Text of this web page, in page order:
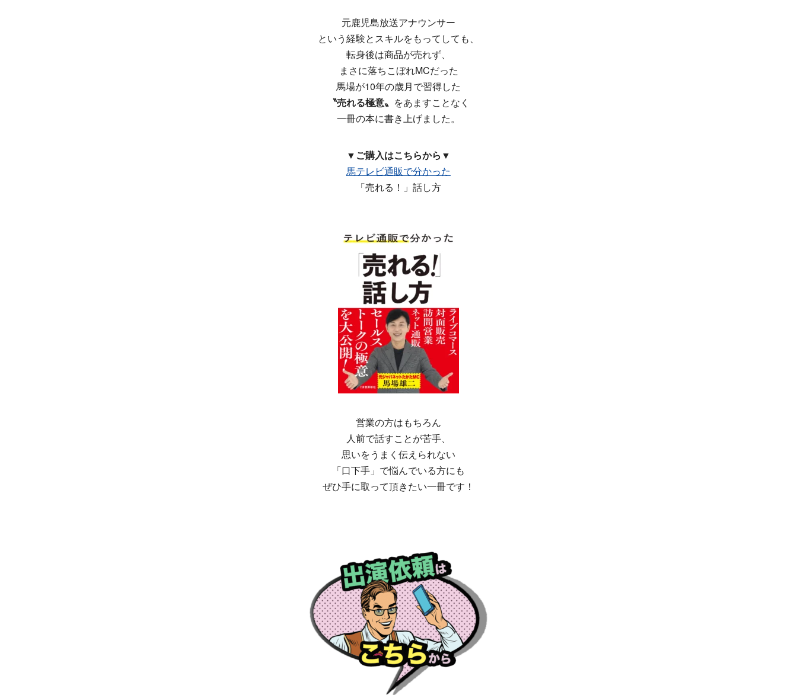
元鹿児島放送アナウンサー
という経験とスキルをもってしても、
転身後は商品が売れず、
まさに落ちこぼれMCだった
馬場が10年の歳月で習得した
〝売れる極意〟 をあますことなく
一冊の本に書き上げました。
▼ ご購入はこちらから ▼
馬テレビ通販で分かった
「売れる！」話し方
営業の方はもちろん
人前で話すことが苦手、
思いをうまく伝えられない
「口下手」で悩んでいる方にも
ぜひ手に取って頂きたい一冊です！